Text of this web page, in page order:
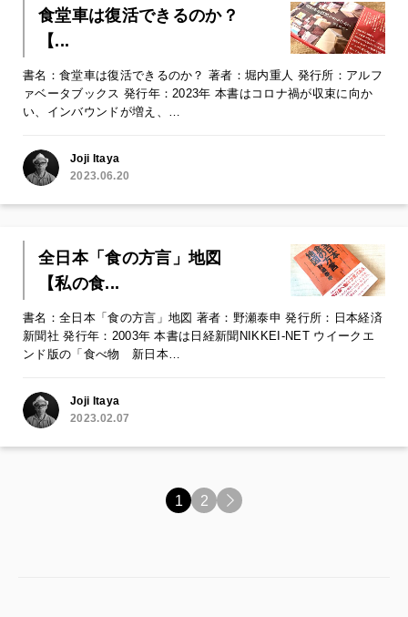
食堂車は復活できるのか？
【...
書名：食堂車は復活できるのか？ 著者：堀内重人 発行所：アルフ
ァベータブックス 発行年：2023年 本書はコロナ禍が収束に向か
い、インバウンドが増え、…
Joji Itaya
2023.06.20
全日本「食の方言」地図
【私の食...
書名：全日本「食の方言」地図 著者：野瀬泰申 発行所：日本経済
新聞社 発行年：2003年 本書は日経新聞NIKKEI-NET ウイークエ
ンド版の「食べ物 新日本…
Joji Itaya
2023.02.07
1 2 >